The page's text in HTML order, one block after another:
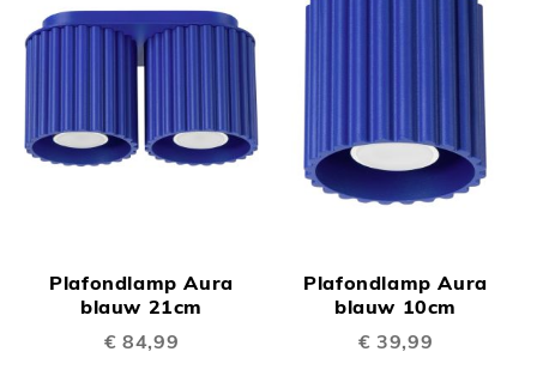
Plafondlamp Aura
blauw 21cm
€ 84,99
Plafondlamp Aura
blauw 10cm
€ 39,99